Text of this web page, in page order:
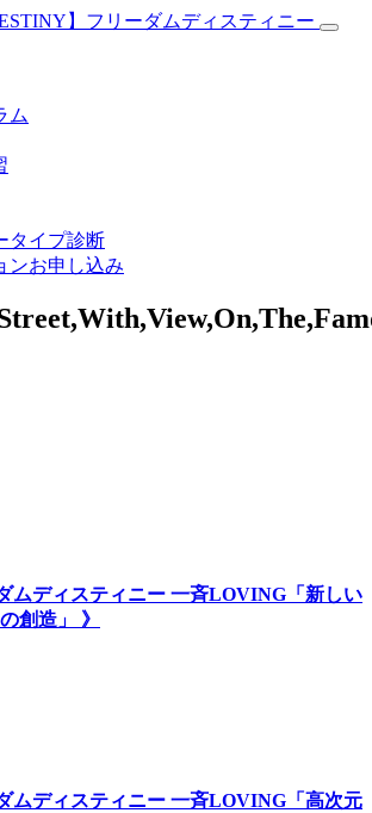
ム
タイプ診断
ンお申し込み
ムディスティニー 一斉LOVING「新しい
創造」 》
ムディスティニー 一斉LOVING「高次元